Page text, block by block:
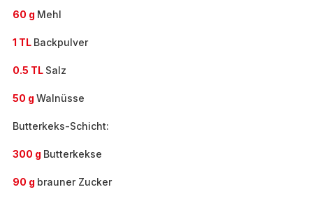
60 g Mehl
1 TL Backpulver
0.5 TL Salz
50 g Walnüsse
Butterkeks-Schicht:
300 g Butterkekse
90 g brauner Zucker